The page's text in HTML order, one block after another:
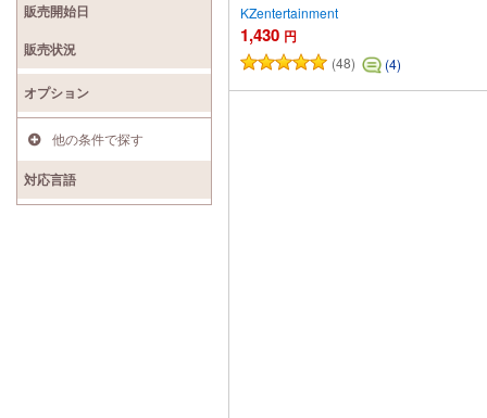
KZentertainment
1,430 円
(48) (4)
販売開始日
販売状況
オプション
他の条件で探す
対応言語